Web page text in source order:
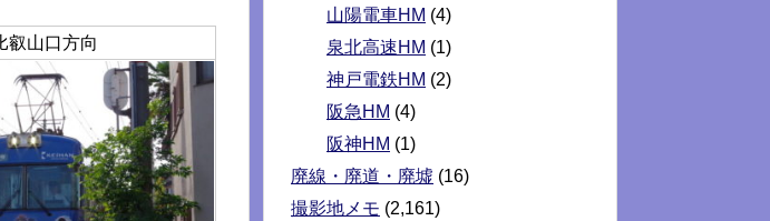
叡山口方向
山陽電車HM (4)
泉北高速HM (1)
神戸電鉄HM (2)
阪急HM (4)
阪神HM (1)
廃線・廃道・廃墟 (16)
撮影地メモ (2,161)